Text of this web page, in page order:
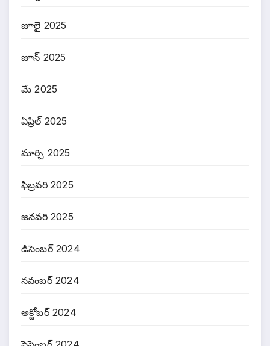
జూలై 2025
జూన్ 2025
మే 2025
ఏప్రిల్ 2025
మార్చి 2025
ఫిబ్రవరి 2025
జనవరి 2025
డిసెంబర్ 2024
నవంబర్ 2024
అక్టోబర్ 2024